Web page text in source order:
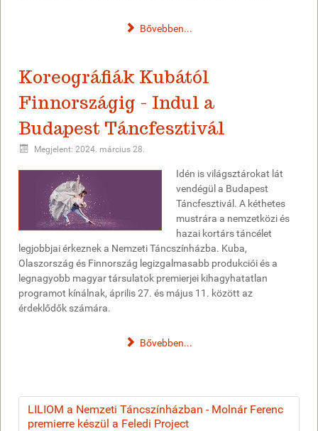
Bővebben...
Koreográfiák Kubától
Finnországig - Indul a
Budapest Táncfesztivál
Megjelent: 2024. március 28.
Idén is világsztárokat lát
vendégül a Budapest
Táncfesztivál. A kéthetes
mustrára a nemzetközi és
hazai kortárs táncélet
legjobbjai érkeznek a Nemzeti Táncszínházba. Kuba,
Olaszország és Finnország legizgalmasabb produkciói és a
legnagyobb magyar társulatok premierjei kihagyhatatlan
programot kínálnak, április 27. és május 11. között az
érdeklődők számára.
Bővebben...
LILIOM a Nemzeti Táncszínházban - Molnár Ferenc
premierre készül a Feledi Project